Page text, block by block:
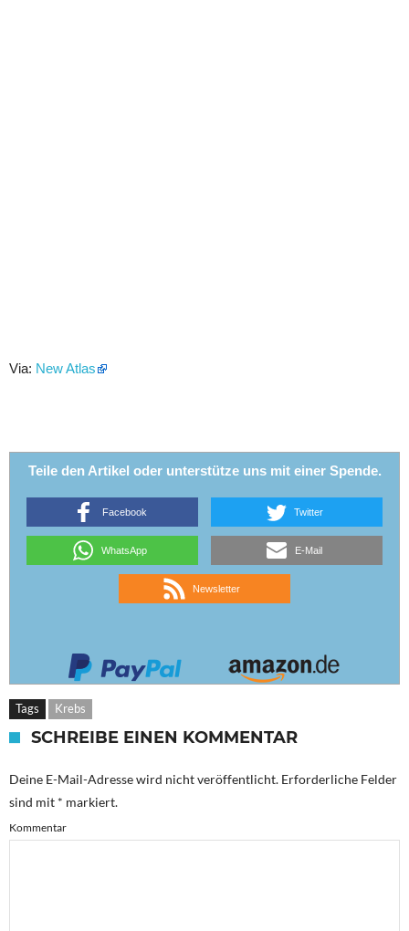
Via: New Atlas
Teile den Artikel oder unterstütze uns mit einer Spende.
Facebook Twitter
WhatsApp E-Mail
Newsletter
Tags Krebs
SCHREIBE EINEN KOMMENTAR
Deine E-Mail-Adresse wird nicht veröffentlicht. Erforderliche Felder
sind mit * markiert.
Kommentar